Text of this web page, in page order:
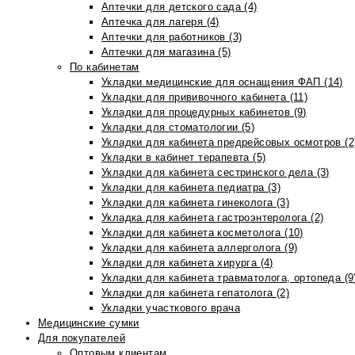
Аптечки для детского сада (4)
Аптечка для лагеря (4)
Аптечки для работников (3)
Аптечки для магазина (5)
По кабинетам
Укладки медицинские для оснащения ФАП (14)
Укладки для прививочного кабинета (11)
Укладки для процедурных кабинетов (9)
Укладки для стоматологии (5)
Укладки для кабинета предрейсовых осмотров
Укладки в кабинет терапевта (5)
Укладки для кабинета сестринского дела (3)
Укладки для кабинета педиатра (3)
Укладки для кабинета гинеколога (3)
Укладка для кабинета гастроэнтеролога (2)
Укладки для кабинета косметолога (10)
Укладки для кабинета аллерголога (9)
Укладки для кабинета хирурга (4)
Укладки для кабинета травматолога, ортопеда
Укладки для кабинета гепатолога (2)
Укладки участкового врача
Медицинские сумки
Для покупателей